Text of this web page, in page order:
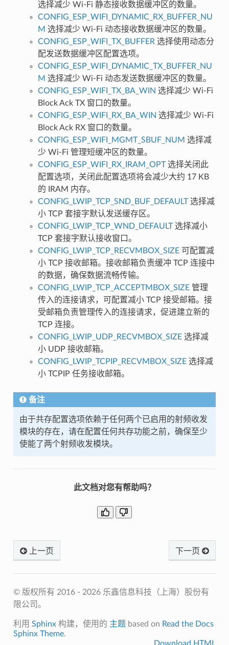
选择减少 Wi-Fi 静态接收数据缓冲区的数量。
CONFIG_ESP_WIFI_DYNAMIC_RX_BUFFER_NU
M 选择减少 Wi-Fi 动态接收数据缓冲区的数量。
CONFIG_ESP_WIFI_TX_BUFFER 选择使用动态分
配发送数据缓冲区配置选项。
CONFIG_ESP_WIFI_DYNAMIC_TX_BUFFER_NU
M 选择减少 Wi-Fi 动态发送数据缓冲区的数量。
CONFIG_ESP_WIFI_TX_BA_WIN 选择减少 Wi-Fi
Block Ack TX 窗口的数量。
CONFIG_ESP_WIFI_RX_BA_WIN 选择减少 Wi-Fi
Block Ack RX 窗口的数量。
CONFIG_ESP_WIFI_MGMT_SBUF_NUM 选择减
少 Wi-Fi 管理短缓冲区的数量。
CONFIG_ESP_WIFI_RX_IRAM_OPT选择关闭此
配置选项，关闭此配置选项将会减少大约 17 KB
的 IRAM 内存。
CONFIG_LWIP_TCP_SND_BUF_DEFAULT选择减
小 TCP 套接字默认发送缓存区。
CONFIG_LWIP_TCP_WND_DEFAULT选择减小
TCP 套接字默认接收窗口。
CONFIG_LWIP_TCP_RECVMBOX_SIZE可配置减
小 TCP 接收邮箱。接收邮箱负责缓冲 TCP 连接中
的数据，确保数据流畅传输。
CONFIG_LWIP_TCP_ACCEPTMBOX_SIZE管理
传入的连接请求，可配置减小 TCP 接受邮箱。接
受邮箱负责管理传入的连接请求，促进建立新的
TCP 连接。
CONFIG_LWIP_UDP_RECVMBOX_SIZE选择减
小 UDP 接收邮箱。
CONFIG_LWIP_TCPIP_RECVMBOX_SIZE选择减
小 TCPIP 任务接收邮箱。
备注
由于共存配置选项依赖于任何两个已启用的射频收发
模块的存在，请在配置任何共存功能之前，确保至少
使能了两个射频收发模块。
此文档对您有帮助吗？
上一页 下一页
© 版权所有 2016 - 2026 乐鑫信息科技（上海）股份有
限公司。
利用 Sphinx构建，使用的 主题 based on Read the Docs
Sphinx Theme.